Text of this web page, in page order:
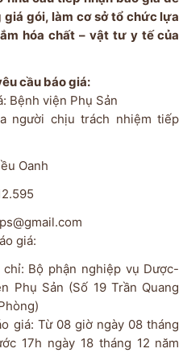
gói, làm cơ sở tổ chức lựa
hóa chất – vật tư y tế của
cầu báo giá:
Bệnh viện Phụ Sản
người chịu trách nhiệm tiếp
Kiều Oanh
giá:
Bộ phận nghiệp vụ Dược-
Phụ Sản (Số 19 Trần Quang
giá: Từ 08 giờ ngày 08 tháng
17h ngày 18 tháng 12 năm